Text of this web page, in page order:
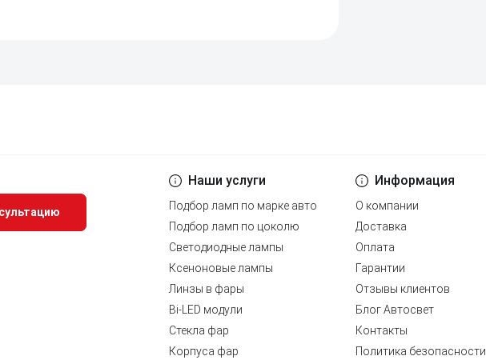
Наши услуги
Подбор ламп по марке авто
Подбор ламп по цоколю
Светодиодные лампы
Ксеноновые лампы
Линзы в фары
Bi-LED модули
Стекла фар
Корпуса фар
Информация
О компании
Доставка
Оплата
Гарантии
Отзывы клиентов
Блог Автосвет
Контакты
Политика безопасности